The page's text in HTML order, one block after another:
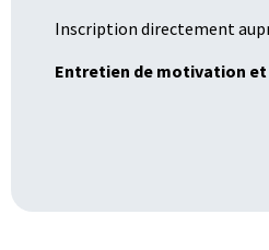
Inscription directement
Entretien de motivation